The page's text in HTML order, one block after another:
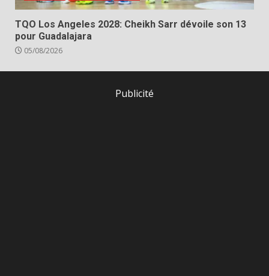
TQO Los Angeles 2028: Cheikh Sarr dévoile son 13
pour Guadalajara
05/08/2026
Publicité